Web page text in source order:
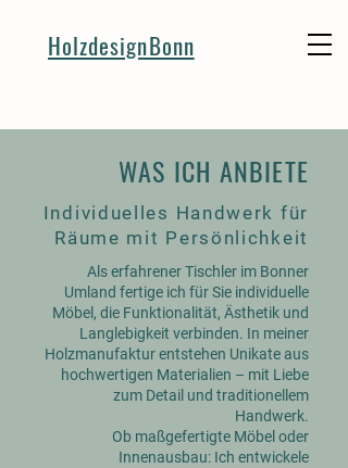
HolzdesignBonn
WAS ICH ANBIETE
Individuelles Handwerk für
Räume mit Persönlichkeit
Als erfahrener Tischler im Bonner
Umland fertige ich für Sie individuelle
Möbel, die Funktionalität, Ästhetik und
Langlebigkeit verbinden. In meiner
Holzmanufaktur entstehen Unikate aus
hochwertigen Materialien – mit Liebe
zum Detail und traditionellem
Handwerk.
Ob maßgefertigte Möbel oder
Innenausbau: Ich entwickele